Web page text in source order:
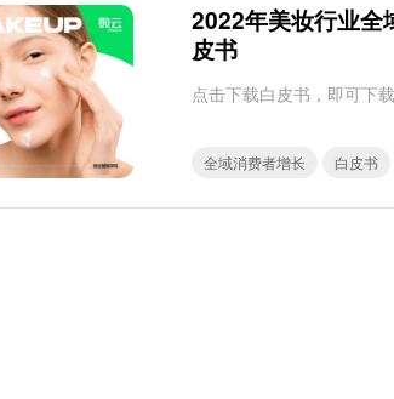
2022年美妆行业全
皮书
点击下载白皮书，即可下
全域消费者增长 白皮书